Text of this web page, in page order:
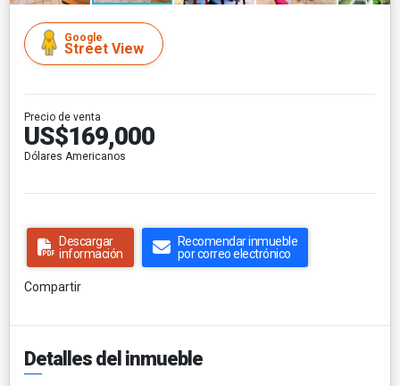
Google
Street View
Precio de venta
US$169,000
Dólares Americanos
Descargar
información
Recomendar inmueble
por correo electrónico
Compartir
Detalles del inmueble